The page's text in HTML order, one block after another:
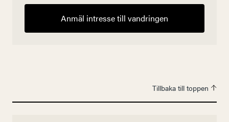
Anmäl intresse till vandringen
Tillbaka till toppen